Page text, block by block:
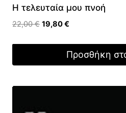
Η τελευταία μου πνοή
22,00€ Original
was:
22,00 €.
19,80€
τιμή
είναι:
Προσθήκη